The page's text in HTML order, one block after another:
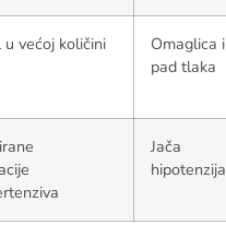
većoj količini
Omaglica i
pad tlaka
Jača
hipotenzija